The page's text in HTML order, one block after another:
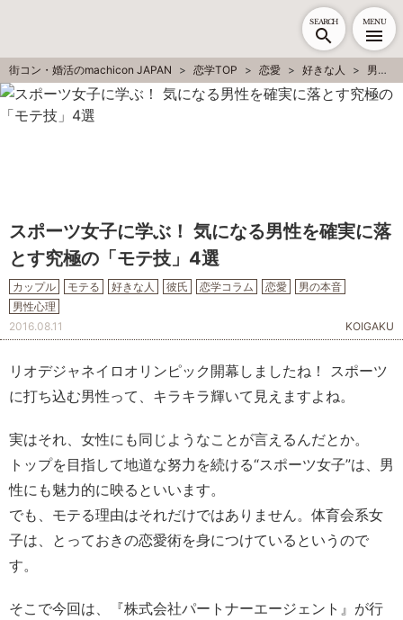
SEARCH MENU
街コン・婚活のmachicon JAPAN 恋学TOP 恋愛 好きな人 男性心理
スポーツ女子に学ぶ！ 気になる男性を確実に落
とす究極の「モテ技」4選
カップル モテる 好きな人 彼氏 恋学コラム 恋愛
男の本音
男性心理
KOIGAKU
2016.08.11
リオデジャネイロオリンピック開幕しましたね！ スポーツ
に打ち込む男性って、キラキラ輝いて見えますよね。
実はそれ、女性にも同じようなことが言えるんだとか。
トップを目指して地道な努力を続ける“スポーツ女子”は、男
性にも魅力的に映るといいます。
でも、モテる理由はそれだけではありません。体育会系女
子は、とっておきの恋愛術を身につけているというので
す。
そこで今回は、『株式会社パートナーエージェント』が行